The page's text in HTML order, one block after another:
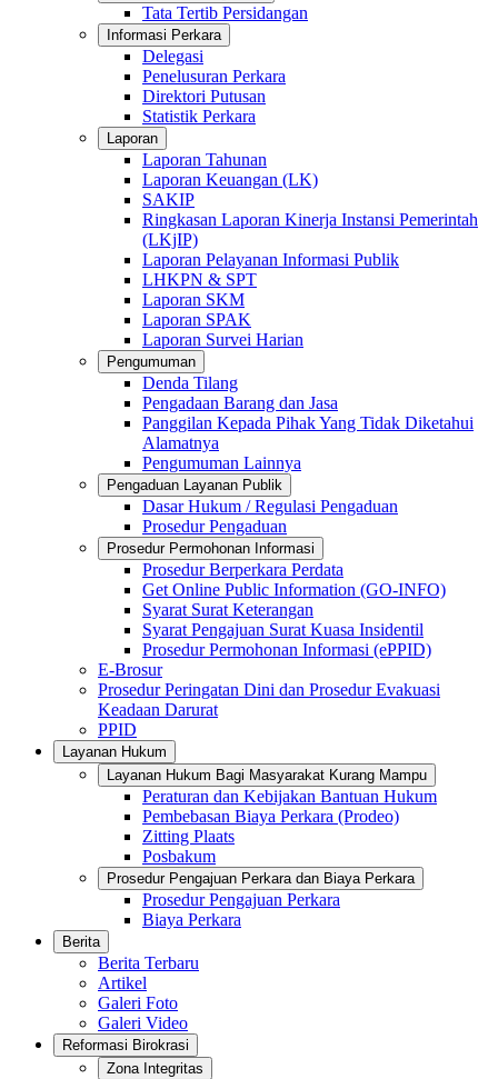
Tata Tertib Persidangan
Informasi Perkara
Delegasi
Penelusuran Perkara
Direktori Putusan
Statistik Perkara
Laporan
Laporan Tahunan
Laporan Keuangan (LK)
SAKIP
Ringkasan Laporan Kinerja Instansi Pemerintah
(LKjIP)
Laporan Pelayanan Informasi Publik
LHKPN & SPT
Laporan SKM
Laporan SPAK
Laporan Survei Harian
Pengumuman
Denda Tilang
Pengadaan Barang dan Jasa
Panggilan Kepada Pihak Yang Tidak Diketahui
Alamatnya
Pengumuman Lainnya
Pengaduan Layanan Publik
Dasar Hukum / Regulasi Pengaduan
Prosedur Pengaduan
Prosedur Permohonan Informasi
Prosedur Berperkara Perdata
Get Online Public Information (GO-INFO)
Syarat Surat Keterangan
Syarat Pengajuan Surat Kuasa Insidentil
Prosedur Permohonan Informasi (ePPID)
E-Brosur
Prosedur Peringatan Dini dan Prosedur Evakuasi
Keadaan Darurat
PPID
Layanan Hukum
Layanan Hukum Bagi Masyarakat Kurang Mampu
Peraturan dan Kebijakan Bantuan Hukum
Pembebasan Biaya Perkara (Prodeo)
Zitting Plaats
Posbakum
Prosedur Pengajuan Perkara dan Biaya Perkara
Prosedur Pengajuan Perkara
Biaya Perkara
Berita
Berita Terbaru
Artikel
Galeri Foto
Galeri Video
Reformasi Birokrasi
Zona Integritas